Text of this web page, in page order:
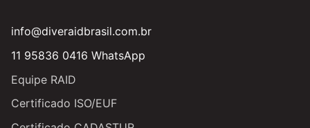
info@diveraidbrasil.com.br
11 95836 0416 WhatsApp
Equipe RAID
Certificado ISO/EUF